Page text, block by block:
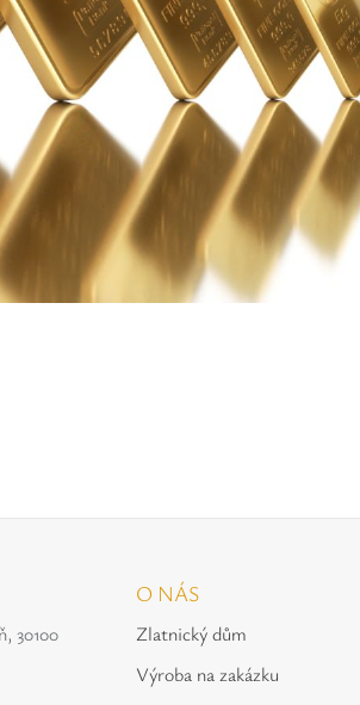
30100
O NÁS
Zlatnický dům
Výroba na zakázku